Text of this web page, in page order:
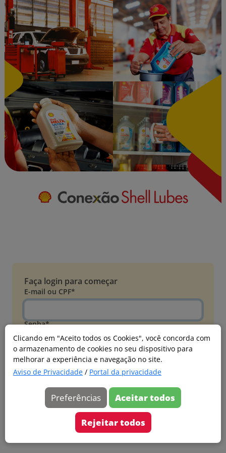
Clicando em "Aceito todos os Cookies", você concorda com
o armazenamento de cookies no seu dispositivo para
melhorar a experiência e navegação no site.
Aviso de Privacidade / Portal da privacidade
Preferências Aceitar todos
Rejeitar todos
Faça login para começar
E-mail ou CPF*
Senha*
Esqueci minha senha
Entrar
Acessar com Microsoft
Ainda não faz parte?
Cadastre-se
Versão 20260805.7